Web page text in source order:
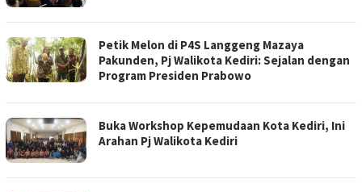
Petik Melon di P4S Langgeng Mazaya
Pakunden, Pj Walikota Kediri: Sejalan dengan
Program Presiden Prabowo
Buka Workshop Kepemudaan Kota Kediri, Ini
Arahan Pj Walikota Kediri